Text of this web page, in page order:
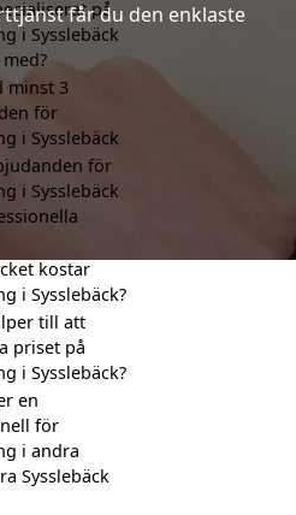
får du den enklaste
på
i Sysslebäck
minst 3
för
i Sysslebäck
för
i Sysslebäck
kostar
i Sysslebäck?
till att
priset på
i Sysslebäck?
en
för
i andra
Sysslebäck